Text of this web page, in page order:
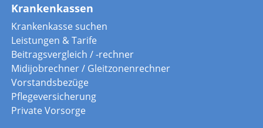
Krankenkassen
Krankenkasse suchen
Leistungen & Tarife
Beitragsvergleich / -rechner
Midijobrechner / Gleitzonenrechner
Vorstandsbezüge
Pflegeversicherung
Private Vorsorge